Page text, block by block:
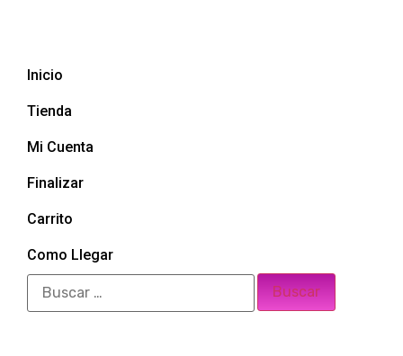
Inicio
Tienda
Mi Cuenta
Finalizar
Carrito
Como Llegar